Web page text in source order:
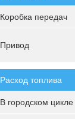
Коробка передач
Привод
Расход топлива
В городском цикле